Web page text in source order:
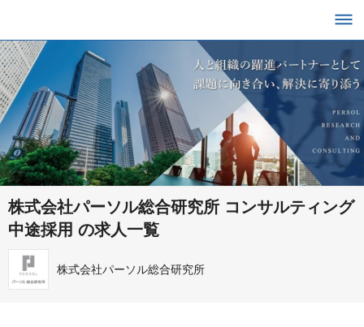
株式会社パーソル総合研究所 コンサルティング
中途採用 の求人一覧
株式会社パーソル総合研究所